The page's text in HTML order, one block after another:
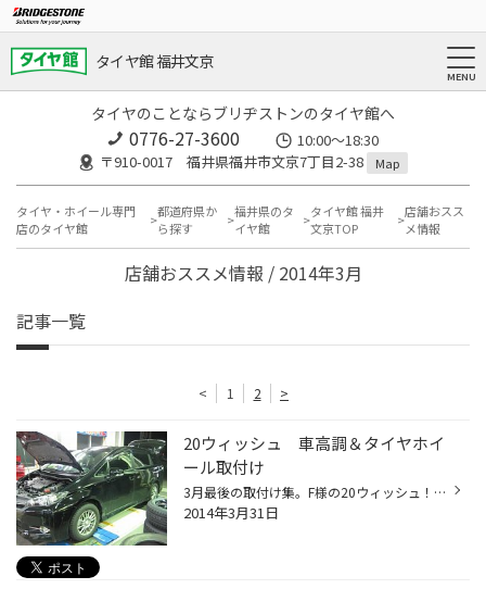
タイヤ館 福井文京
タイヤのことならブリヂストンのタイヤ館へ
0776-27-3600
10:00～18:30
〒910-0017 福井県福井市文京7丁目2-38
Map
タイヤ・ホイール専門
店のタイヤ館
都道府県か
ら探す
福井県のタ
イヤ館
タイヤ館 福井
文京TOP
店舗おスス
メ情報
店舗おススメ情報 / 2014年3月
記事一覧
< 1 2 >
20ウィッシュ 車高調＆タイヤホイ
ール取付け
3月最後の取付け集。F様の20ウィッシュ！ 初めての車高ダウンらしく程良くのはずでテインの車高調だったのですが、 最低地上高90mmでギリギリの状態。 カッコいいし本人様も気に入って頂いたので、腹下には気を付けてくださいm(__)m ホイールも19インチなのですが、この車クリアランスがきわどく、 ...
2014年3月31日